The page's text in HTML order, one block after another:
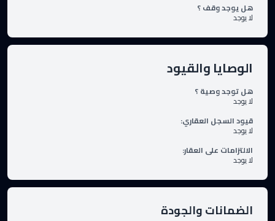
هل يوجد وقف ؟
لا يوجد
الوصايا والقيود
هل توجد وصية ؟
لا يوجد
قيود السجل العقاري:
لا يوجد
الالتزامات على العقار:
لا يوجد
الضمانات والجودة